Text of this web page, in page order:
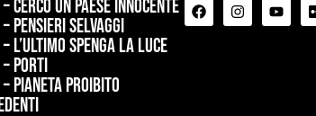
Cerco un paese innocente
Pensieri selvaggi
L’ultimo spenga la luce
Porti
Pianeta proibito